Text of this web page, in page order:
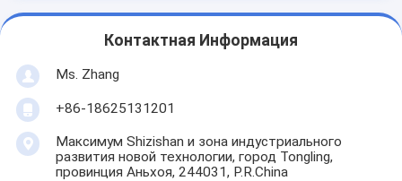
Контактная Информация
Ms. Zhang
+86-18625131201
Максимум Shizishan и зона индустриального
развития новой технологии, город Tongling,
провинция Аньхоя, 244031, P.R.China